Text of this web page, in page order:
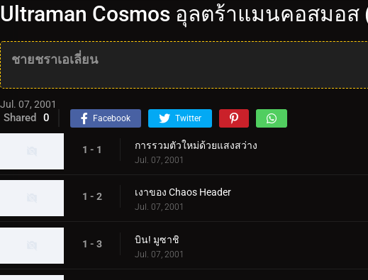
Ultraman Cosmos อุลตร้าแมนคอสมอส
ชายชราเอเลี่ยน
Jul. 07, 2001
Shared 0 Facebook Twitter
1 - 1 การรวมตัวใหม่ด้วยแสงสว่าง
Jul. 07, 2001
1 - 2 เงาของ Chaos Header
Jul. 07, 2001
1 - 3 บิน! มูซาชิ
Jul. 07, 2001